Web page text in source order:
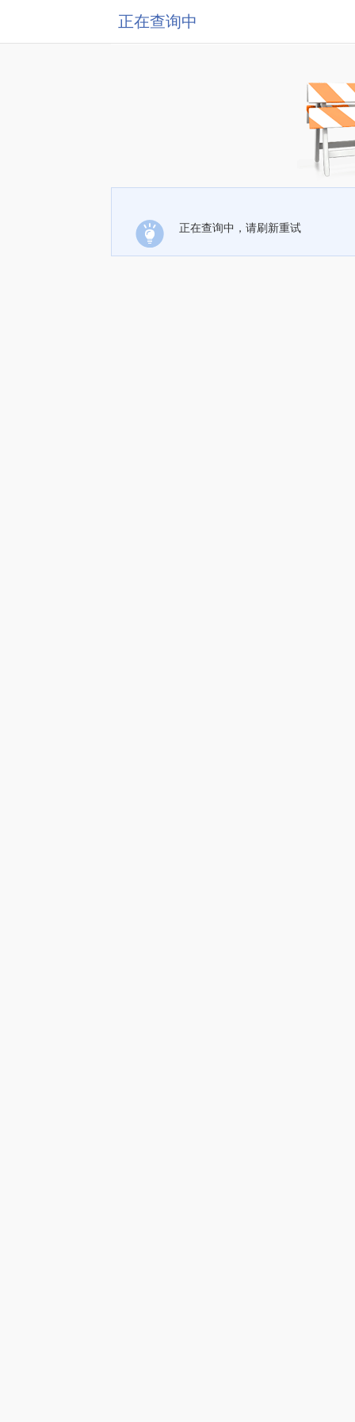
正在查询中
正在查询中，请刷新重试